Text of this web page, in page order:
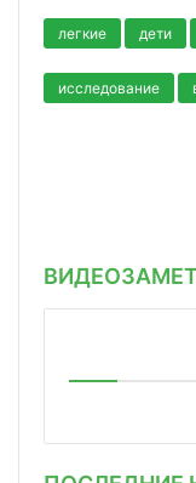
легкие дети
исследование